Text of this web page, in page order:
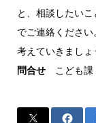
と、相談したい
でご連絡くださ
考えていきましょ
問合せ こども課